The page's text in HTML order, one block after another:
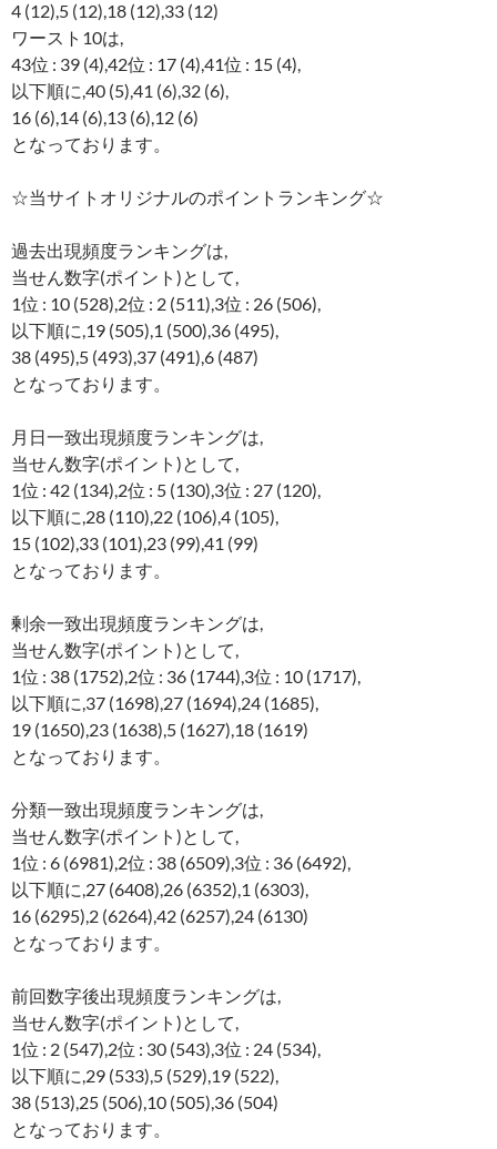
4 (12),5 (12),18 (12),33 (12)
ワースト10は,
43位 : 39 (4),42位 : 17 (4),41位 : 15 (4),
以下順に,40 (5),41 (6),32 (6),
16 (6),14 (6),13 (6),12 (6)
となっております。
☆当サイトオリジナルのポイントランキング☆
過去出現頻度ランキングは,
当せん数字(ポイント)として,
1位 : 10 (528),2位 : 2 (511),3位 : 26 (506),
以下順に,19 (505),1 (500),36 (495),
38 (495),5 (493),37 (491),6 (487)
となっております。
月日一致出現頻度ランキングは,
当せん数字(ポイント)として,
1位 : 42 (134),2位 : 5 (130),3位 : 27 (120),
以下順に,28 (110),22 (106),4 (105),
15 (102),33 (101),23 (99),41 (99)
となっております。
剰余一致出現頻度ランキングは,
当せん数字(ポイント)として,
1位 : 38 (1752),2位 : 36 (1744),3位 : 10 (1717),
以下順に,37 (1698),27 (1694),24 (1685),
19 (1650),23 (1638),5 (1627),18 (1619)
となっております。
分類一致出現頻度ランキングは,
当せん数字(ポイント)として,
1位 : 6 (6981),2位 : 38 (6509),3位 : 36 (6492),
以下順に,27 (6408),26 (6352),1 (6303),
16 (6295),2 (6264),42 (6257),24 (6130)
となっております。
前回数字後出現頻度ランキングは,
当せん数字(ポイント)として,
1位 : 2 (547),2位 : 30 (543),3位 : 24 (534),
以下順に,29 (533),5 (529),19 (522),
38 (513),25 (506),10 (505),36 (504)
となっております。